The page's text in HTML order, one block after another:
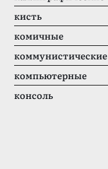
кисть
комичные
коммунистические
компьютерные
консоль